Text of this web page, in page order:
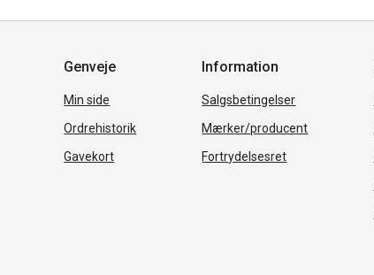
Genveje
Min side
Ordrehistorik
Gavekort
Information
Salgsbetingelser
Mærker/producent
Fortrydelsesret